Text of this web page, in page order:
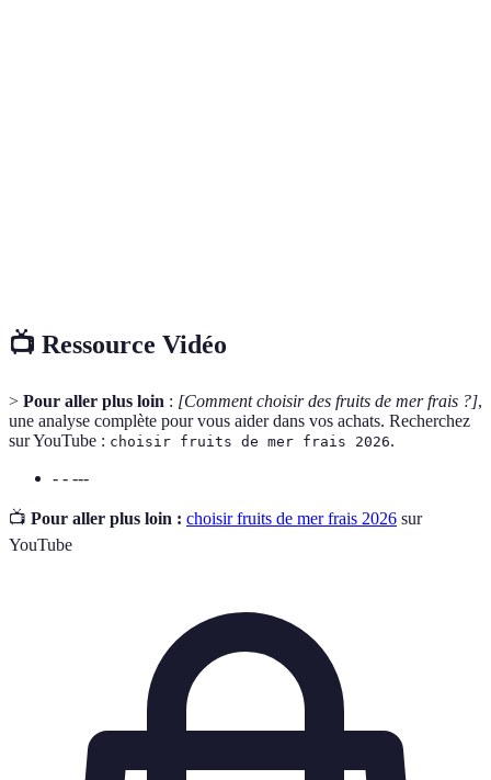
📺 Ressource Vidéo
> Pour aller plus loin : [Comment choisir des fruits de mer frais ?],
une analyse complète pour vous aider dans vos achats. Recherchez
sur YouTube : choisir fruits de mer frais 2026.
- - ---
📺 Pour aller plus loin : choisir fruits de mer frais 2026 sur
YouTube